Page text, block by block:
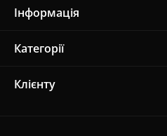
Інформація
Категорії
Клієнту